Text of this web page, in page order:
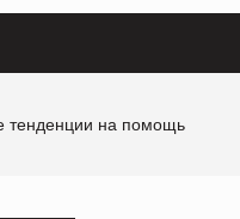
тенденции на помощь